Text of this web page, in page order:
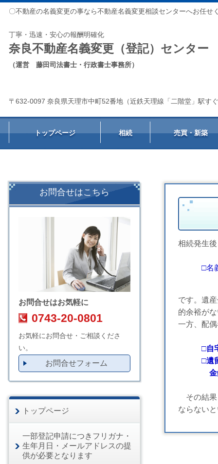
〇不動産の名義変更の事なら不動産名義変更相談センターへお任せ
丁寧・迅速・安心の報酬明確化
奈良不動産名義変更（登記）センター
（運営 藤田司法書士・行政書士事務所）
〒632-0097 奈良県天理市中町52番地（近鉄天理線「二階堂」駅す
トップページ 相続 売買・新築
相続発生
□名
です。遺
的余裕が
一方、配
□自
□遺留分
金銭的
その結果
ならない
お問合せはこちら
お問合せはお気軽に
0743-20-0801
お気軽にお問合せ・ご相談くださ
い。
お問合せフォーム
トップページ
一部登記申請につきフリガナ・
生年月日・メールアドレスの提
供が必要となります